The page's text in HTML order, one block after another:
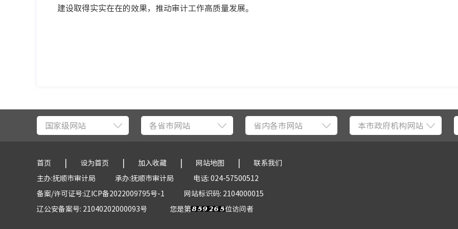
建设取得实实在在的效果，推动审计工作高质量发展。
国家级网站 各省市网站 省内各市网站 本市政府机构网站
首页 | 设为首页 | 加入收藏 | 网站地图 |
联系我们
主办:抚顺市审计局
承办:抚顺市审计局
电话: 024-57500512
备案/许可证号:辽ICP备2022009795号-1
网站标识码: 2104000015
辽公安备案号: 21040202000093号
您是第 位访问者